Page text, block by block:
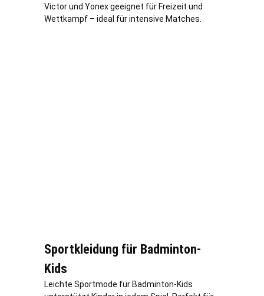
Victor und Yonex geeignet für Freizeit und
Wettkampf – ideal für intensive Matches.
Sportkleidung für Badminton-
Kids
Leichte Sportmode für Badminton-Kids